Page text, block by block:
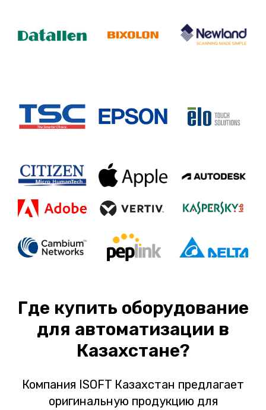
Где купить оборудование
для автоматизации в
Казахстане?
Компания ISOFT Казахстан предлагает
оригинальную продукцию для